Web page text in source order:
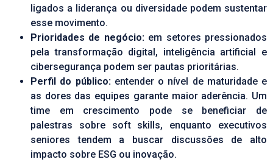
ligados a liderança ou diversidade podem sustentar
esse movimento.
Prioridades de negócio:em setores pressionados
pela transformação digital, inteligência artificial e
cibersegurança podem ser pautas prioritárias.
Perfil do público: entender o nível de maturidade e
as dores das equipes garante maior aderência. Um
time em crescimento pode se beneficiar de
palestras sobre soft skills, enquanto executivos
seniores tendem a buscar discussões de alto
impacto sobre ESG ou inovação.